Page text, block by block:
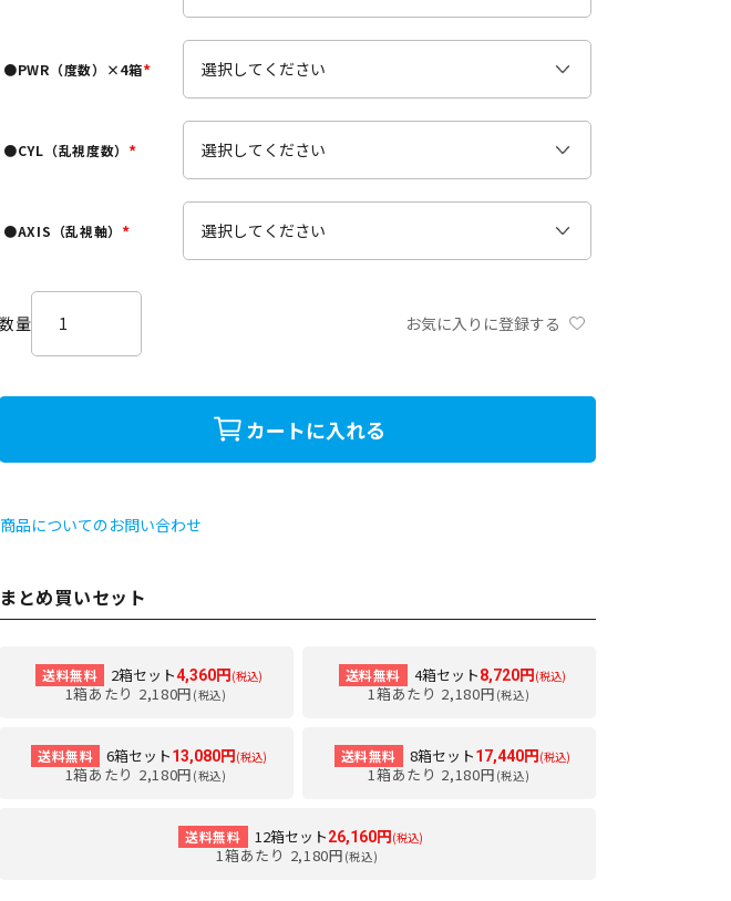
)
●PWR（度数）×4箱
●CYL（乱視度数）
)
●AXIS（乱視軸）
須
お気に入りに登録する
カートに入れる
商品についてのお問い合わせ
まとめ買いセット
送料無料 2箱セット4,360円 (税込)
1箱あたり 2,180円 (税込)
送料無料 4箱セット8,720円 (税込)
1箱あたり 2,180円 (税込)
送料無料 6箱セット13,080円 (税込)
1箱あたり 2,180円 (税込)
送料無料 8箱セット17,440円 (税込)
1箱あたり 2,180円 (税込)
送料無料 12箱セット26,160円 (税込)
1箱あたり 2,180円 (税込)